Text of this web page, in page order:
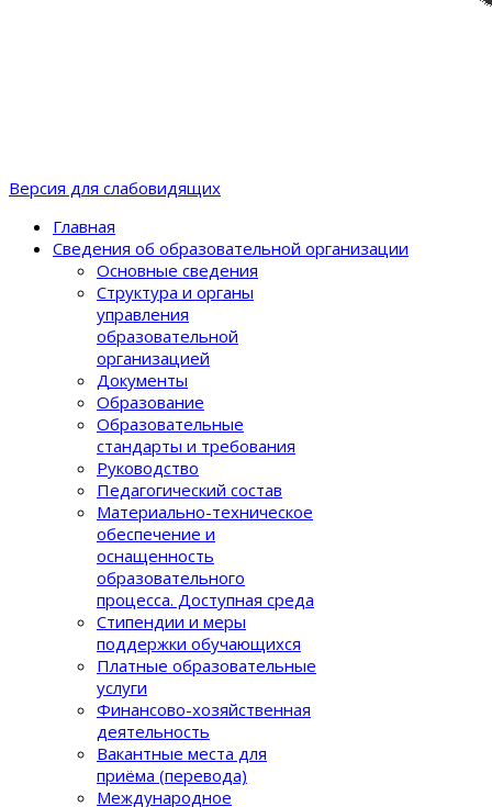
Версия для слабовидящих
Главная
Сведения об образовательной организации
Основные сведения
Структура и органы
управления
образовательной
организацией
Документы
Образование
Образовательные
стандарты и требования
Руководство
Педагогический состав
Материально-техническое
обеспечение и
оснащенность
образовательного
процеcса. Доступная среда
Стипендии и меры
поддержки обучающихся
Платные образовательные
услуги
Финансово-хозяйственная
деятельность
Вакантные места для
приёма (перевода)
Международное